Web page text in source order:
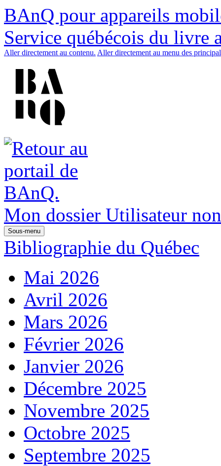
BAnQ pour appareils
Service québécois du livre
Aller directement au contenu. Aller directement au menu des
Mon dossier Utilisateur
Sous-menu
Bibliographie du Québec
Mai 2026
Avril 2026
Mars 2026
Février 2026
Janvier 2026
Décembre 2025
Novembre 2025
Octobre 2025
Septembre 2025